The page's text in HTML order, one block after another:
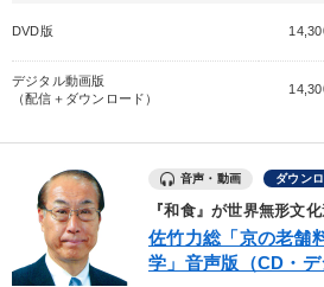
DVD版
デジタル動画版
（配信＋ダウンロード）
音声・動画 ダウン
『和食』が世界無形文化
佐竹力総「京の老舗
学」音声版（CD・デ